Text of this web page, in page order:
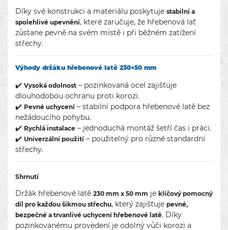
Díky své konstrukci a materiálu poskytuje stabilní a
spolehlivé upevnění, které zaručuje, že hřebenová lať
zůstane pevně na svém místě i při běžném zatížení
střechy.
Výhody držáku hřebenové latě 230×50 mm
✔️ Vysoká odolnost – pozinkovaná ocel zajišťuje
dlouhodobou ochranu proti korozi.
✔️ Pevné uchycení – stabilní podpora hřebenové latě bez
nežádoucího pohybu.
✔️ Rychlá instalace – jednoduchá montáž šetří čas i práci.
✔️ Univerzální použití – použitelný pro různé standardní
střechy.
Shrnutí
Držák hřebenové latě 230 mm x 50 mm je klíčový pomocný
díl pro každou šikmou střechu, který zajišťuje pevné,
bezpečné a trvanlivé uchycení hřebenové latě. Díky
pozinkovanému provedení je odolný vůči korozi a